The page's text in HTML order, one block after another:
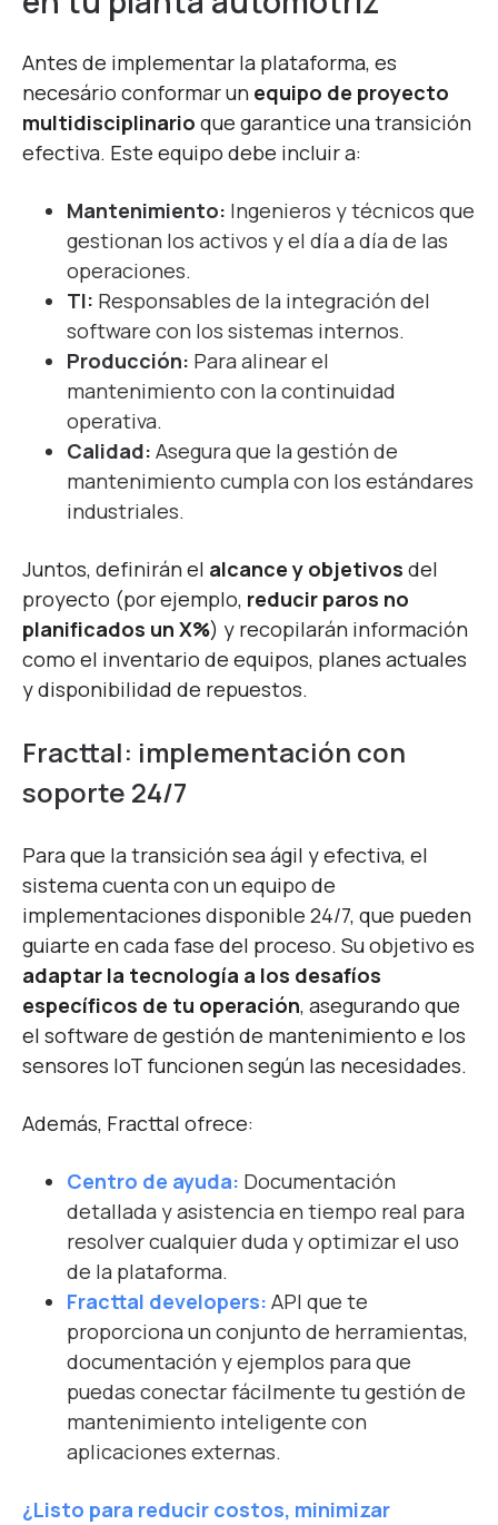
Antes de implementar la plataforma, es
necesário conformar un equipo de proyecto
multidisciplinario que garantice una transición
efectiva. Este equipo debe incluir a:
Mantenimiento: Ingenieros y técnicos que
gestionan los activos y el día a día de las
operaciones.
TI: Responsables de la integración del
software con los sistemas internos.
Producción: Para alinear el
mantenimiento con la continuidad
operativa.
Calidad: Asegura que la gestión de
mantenimiento cumpla con los estándares
industriales.
Juntos, definirán el alcance y objetivos del
proyecto (por ejemplo, reducir paros no
planificados un X%) y recopilarán información
como el inventario de equipos, planes actuales
y disponibilidad de repuestos.
Fracttal: implementación con
soporte 24/7
Para que la transición sea ágil y efectiva, el
sistema cuenta con unequipo de
implementaciones disponible 24/7, que pueden
guiarte en cada fase del proceso. Su objetivo es
adaptar la tecnología a los desafíos
específicos de tu operación, asegurando que
el software de gestión de mantenimiento e los
sensores IoT funcionen según las necesidades.
Además, Fracttal ofrece:
Centro de ayuda: Documentación
detallada y asistencia en tiempo real para
resolver cualquier duda y optimizar el uso
de la plataforma.
Fracttal developers: API que te
proporciona un conjunto de herramientas,
documentación y ejemplos para que
puedas conectar fácilmente tu gestión de
mantenimiento inteligente con
aplicaciones externas.
¿Listo para reducir costos, minimizar